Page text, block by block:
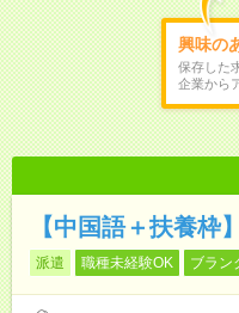
興味の
保存した
企業から
【中国語＋扶養
派遣 職種未経験OK ブラン